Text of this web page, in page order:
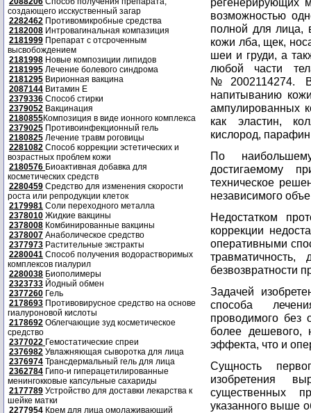
создающего исскуственный загар
2282462 Противомикробные средства
2182008 Интровагинальная компазиция
2181999 Препарат с отсроченным
высвобождением
2181998 Новые композиции липидов
2181995 Лечение болевого синдрома
2181295 Вирионная вакцина
2087144 Витамин Е
2379336 Способ стирки
2379052 Вакцинация
2180855Композиция в виде ионного комплекса
2379025 Противоинфекционный гель
2180825 Лечение травм роговицы
2281082 Способ коррекции эстетических и
возрастных проблем кожи
2180576 Биоактивная добавка для
косметических средств
2280459 Средство для изменения скорости
роста или репродукции клеток
2179981 Соли переходного металла
2378010 Жидкие вакцины
2378008 Комбинированные вакцины
2378007 Анаболическое средство
2377973 Растительные экстракты
2280041 Способ получения водорастворимых
комплексов гиалурил
2280038 Биополимеры
2323733 Йодный обмен
2377260 Гель
2178693 Противовирусное средство на основе
гиалуроновой кислоты
2178692 Облегчающие зуд косметическое
средство
2377022 Гемостатические спреи
2376982 Увлажняющая сыворотка для лица
2376974 Трансдермальный гель для лица
2362784 Гипо-и гиперацетилированные
менингокковые капсульные сахариды
2177789 Устройство для доставки лекарства к
шейке матки
2277954 Крем для лица омолаживающий
возможностью
полной для лица,
кожи лба, щек,
шеи и груди, а
любой части
№2002114274.
напитыванию
ампулированных
как эластин,
кислород,
По
достигаемому
техническое
независимого
Недостатком
коррекции
оперативными
безвозвратности
Задачей
способа
проводимого без
более
эффекта, что и
Сущность
изобретения
существенных
указанного выше